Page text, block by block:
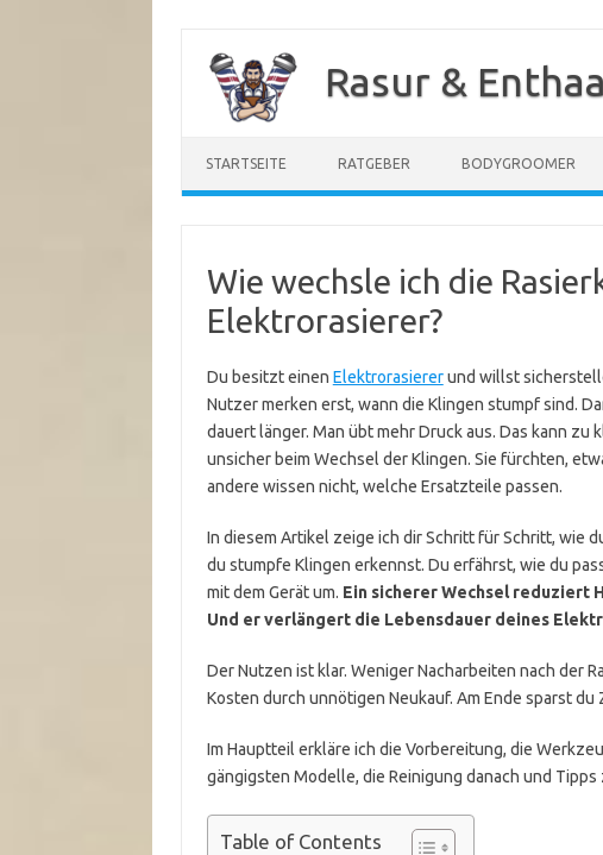
Inhalt
springen
Rasur &
STARTSEITE RATGEBER BODYGROOMER
Wie wechsle ich die
Elektrorasierer?
Du besitzt einen Elektrorasiererund willst
Nutzer merken erst, wann die Klingen stumpf sind.
dauert länger. Man übt mehr Druck aus. Das kann
unsicher beim Wechsel der Klingen. Sie fürchten,
andere wissen nicht, welche Ersatzteile passen.
In diesem Artikel zeige ich dir Schritt für Schritt, wie
du stumpfe Klingen erkennst. Du erfährst, wie du
mit dem Gerät um. Ein sicherer Wechsel reduziert
Und er verlängert die Lebensdauer deines
Der Nutzen ist klar. Weniger Nacharbeiten nach der
Kosten durch unnötigen Neukauf. Am Ende sparst
Im Hauptteil erkläre ich die Vorbereitung, die
gängigsten Modelle, die Reinigung danach und
Table of Contents